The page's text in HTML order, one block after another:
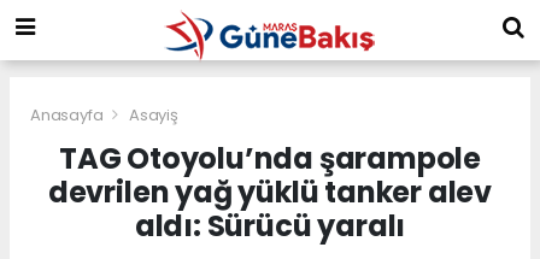
Anasayfa Asayiş
TAG Otoyolu’nda şarampole
devrilen yağ yüklü tanker alev
aldı: Sürücü yaralı